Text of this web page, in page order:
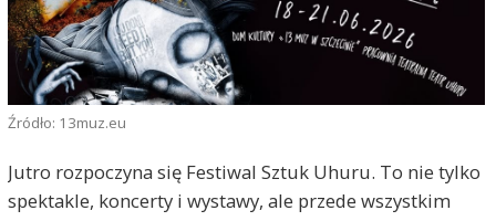
Źródło: 13muz.eu
Jutro rozpoczyna się Festiwal Sztuk Uhuru. To nie tylko
spektakle, koncerty i wystawy, ale przede wszystkim